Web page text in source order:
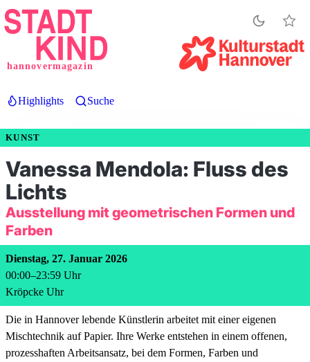
Direkt
zum
hannovermagazin
Highlights Suche
KUNST
Vanessa Mendola: Fluss des
Lichts
Ausstellung mit geometrischen Formen und
Farben
Dienstag, 27. Januar 2026
00:00–23:59 Uhr
Kröpcke Uhr
Die in Hannover lebende Künstlerin arbeitet mit einer eigenen
Mischtechnik auf Papier. Ihre Werke entstehen in einem offenen,
prozesshaften Arbeitsansatz, bei dem Formen, Farben und